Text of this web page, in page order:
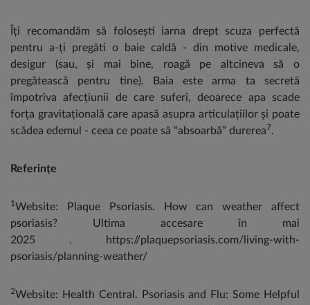
Îți recomandăm să folosești iarna drept scuza perfectă
pentru a-ți pregăti o baie caldă - din motive medicale,
desigur (sau, și mai bine, roagă pe altcineva să o
pregătească pentru tine). Baia este arma ta secretă
împotriva afecțiunii de care suferi, deoarece apa scade
forța gravitațională care apasă asupra articulațiilor și poate
scădea edemul - ceea ce poate să “absoarbă” durerea7.
Referințe
1 Website: Plaque Psoriasis. How can weather affect
psoriasis? Ultima accesare în mai
2025 . https://plaquepsoriasis.com/living-with-
psoriasis/planning-weather/
2Website: Health Central. Psoriasis and Flu: Some Helpful